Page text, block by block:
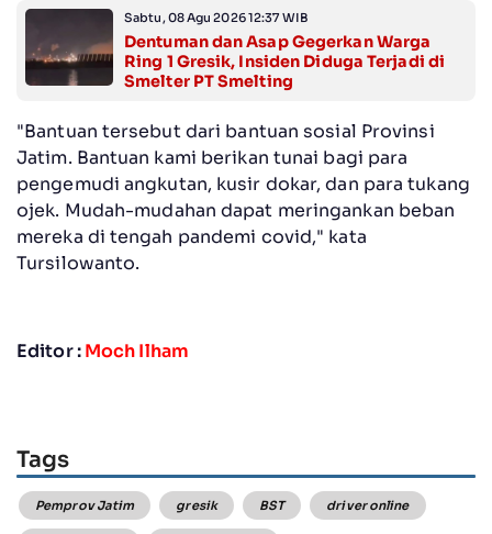
Sabtu, 08 Agu 2026 12:37 WIB
Dentuman dan Asap Gegerkan Warga
Ring 1 Gresik, Insiden Diduga Terjadi di
Smelter PT Smelting
"Bantuan tersebut dari bantuan sosial Provinsi
Jatim. Bantuan kami berikan tunai bagi para
pengemudi angkutan, kusir dokar, dan para tukang
ojek. Mudah-mudahan dapat meringankan beban
mereka di tengah pandemi covid," kata
Tursilowanto.
Editor :Moch Ilham
Tags
Pemprov Jatim gresik BST driver online